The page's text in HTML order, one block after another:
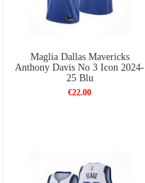
Maglia Dallas Mavericks
Anthony Davis No 3 Icon 2024-
25 Blu
€22.00